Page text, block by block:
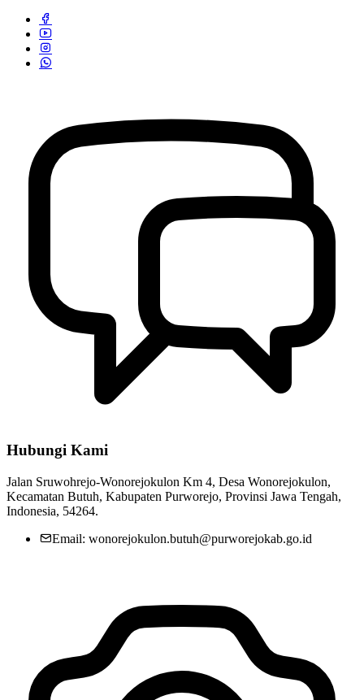
Hubungi Kami
Jalan Sruwohrejo-Wonorejokulon Km 4, Desa Wonorejokulon,
Kecamatan Butuh, Kabupaten Purworejo, Provinsi Jawa Tengah,
Indonesia, 54264.
Email: wonorejokulon.butuh@purworejokab.go.id